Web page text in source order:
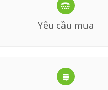
Yêu cầu mua